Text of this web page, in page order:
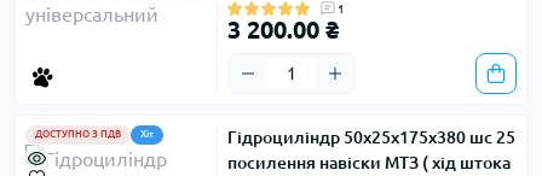
1
3 200.00 ₴
ДОСТУПНО З ПДВ Хіт
Гідроциліндр 50х25х175х380 шс 25
посилення навіски МТЗ ( хід штока